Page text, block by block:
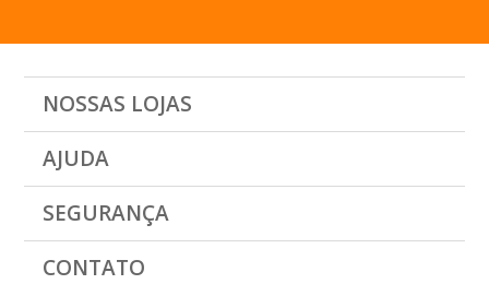
NOSSAS LOJAS
AJUDA
SEGURANÇA
CONTATO